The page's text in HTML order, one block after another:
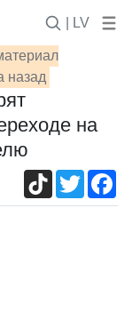
| LV
назад
на
TikTokTwitter